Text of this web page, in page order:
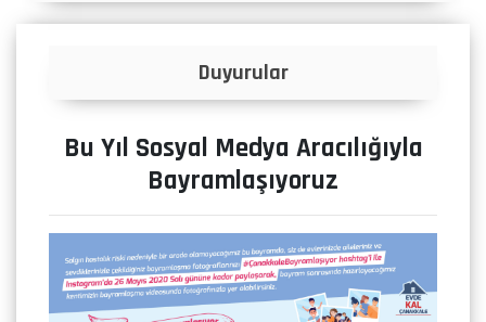
Duyurular
Bu Yıl Sosyal Medya Aracılığıyla
Bayramlaşıyoruz